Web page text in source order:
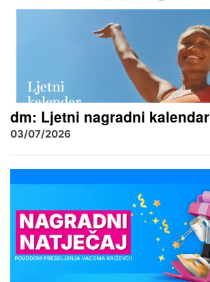
dm: Ljetni nagradni kalendar
03/07/2026